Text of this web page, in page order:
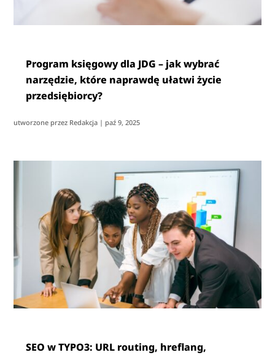
Program księgowy dla JDG – jak wybrać
narzędzie, które naprawdę ułatwi życie
przedsiębiorcy?
utworzone przez Redakcja | paź 9, 2025
SEO w TYPO3: URL routing, hreflang,